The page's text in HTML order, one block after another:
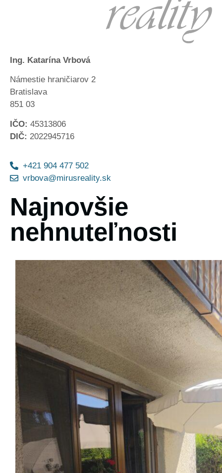
Ing. Katarína Vrbová
Námestie hraničiarov 2
Bratislava
851 03
IČO: 45313806
DIČ: 2022945716
+421 904 477 502
vrbova@mirusreality.sk
Najnovšie
nehnuteľnosti